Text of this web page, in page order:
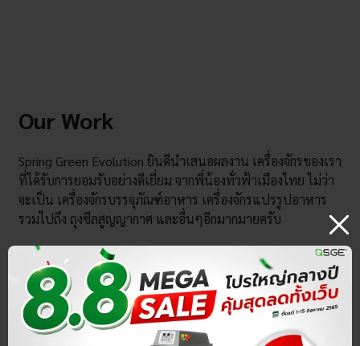
Our Work
Spring Green Evolution ยินดีนำเสนอผลงาน เครื่องจักรของเรา
ที่ได้รับการยอมรับอย่างดีเยี่ยม จากพี่น้องทั่วฟ้าเมืองไทย ไม่ว่า
จะเป็น เครื่องจักรบรรจุภัณฑ์อาหาร เครื่องจักรแปรรูปอาหาร
รวมไปถึง ถุงซีลสูญญากาศ และอื่นๆอีกมากมายครับ